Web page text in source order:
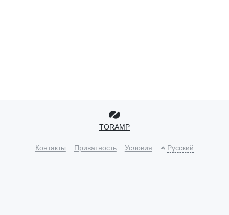
TORAMP
Контакты Приватность Условия Русский